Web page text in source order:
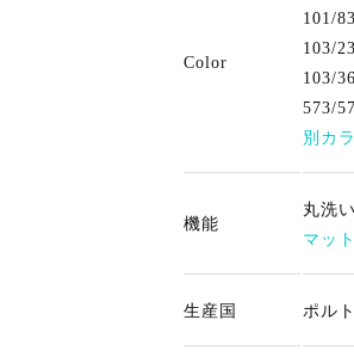
Color
101/
103/
103/
573/
別カ
機能
丸洗
マッ
生産国 ポル